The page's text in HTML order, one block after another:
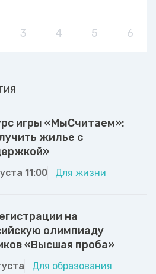
3 4 5 6
игры «МыСчитаем»:
жилье с
11:00 Для жизни
на
олимпиаду
«Высшая проба»
Для образования